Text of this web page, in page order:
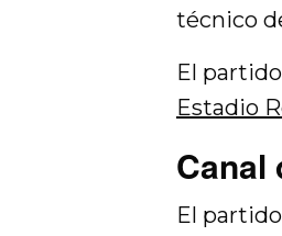
técnico
El
Estadio
Canal
El